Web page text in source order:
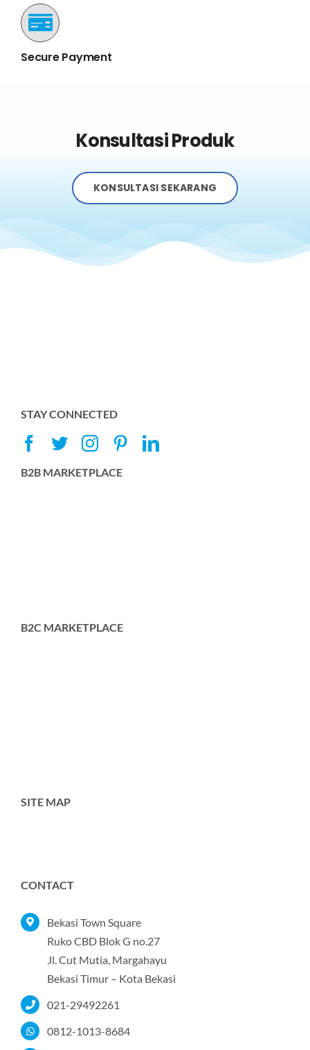
Secure Payment
Konsultasi Produk
KONSULTASI SEKARANG
STAY CONNECTED
B2B MARKETPLACE
B2C MARKETPLACE
SITE MAP
Tentang Kami
Produk
Portofolio
CONTACT
Bekasi Town Square
Ruko CBD Blok G no.27
Jl. Cut Mutia, Margahayu
Bekasi Timur – Kota Bekasi
021-29492261
0812-1013-8684